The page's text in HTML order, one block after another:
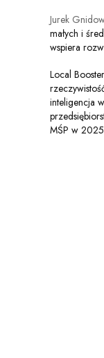
Jurek
małych i
wspiera
Local
inteligencja
MŚP w